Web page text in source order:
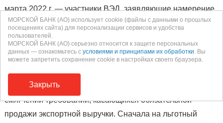
марта 2022 г. — участники ВЭД, заявляющие намерение
увеличить период реализации, должны были подать
соответствующее заявление не позднее чем за десять
дней до ожидаемой даты зачисления.
Позднее, уже на фоне общей стабилизации внутреннего
финансового рынка, регулятор принял решение о
смягчении требований, касающихся обязательной
продажи экспортной выручки. Сначала на льготный
МОРСКОЙ БАНК (АО) использует cookie (файлы с данными о прошлых
посещениях сайта) для персонализации сервисов и удобства
пользователей.
МОРСКОЙ БАНК (АО) серьезно относится к защите персональных
данных — ознакомьтесь с условиями и принципами их обработки. Вы
можете запретить сохранение cookie в настройках своего браузера.
Закрыть